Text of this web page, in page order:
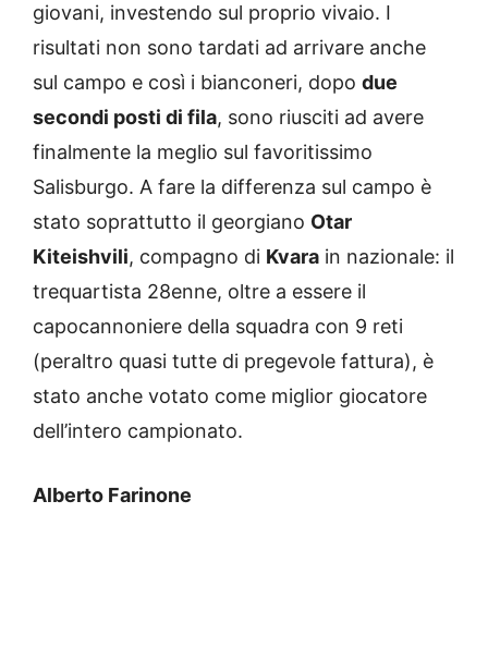
giovani, investendo sul proprio vivaio. I
risultati non sono tardati ad arrivare anche
sul campo e così i bianconeri, dopo due
secondi posti di fila, sono riusciti ad avere
finalmente la meglio sul favoritissimo
Salisburgo. A fare la differenza sul campo è
stato soprattutto il georgiano Otar
Kiteishvili, compagno di Kvara in nazionale: il
trequartista 28enne, oltre a essere il
capocannoniere della squadra con 9 reti
(peraltro quasi tutte di pregevole fattura), è
stato anche votato come miglior giocatore
dell’intero campionato.
Alberto Farinone